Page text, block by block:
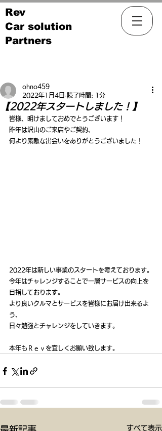
Rev
Car solution
Partners
【2022年スタートしました！】
ohno459
2022年1月4日 読了時間: 1分
皆様、明けましておめでとうございます！
昨年は沢山のご来店やご契約、
何より素敵な出会いをありがとうございました！
2022年は新しい事業のスタートを考えております。
今年はチャレンジすることで一層サービスの向上を
目指しております。
より良いクルマとサービスを皆様にお届け出来るよ
う、
日々勉強とチャレンジをしていきます。
本年もＲｅｖを宜しくお願い致します。
すべて表示